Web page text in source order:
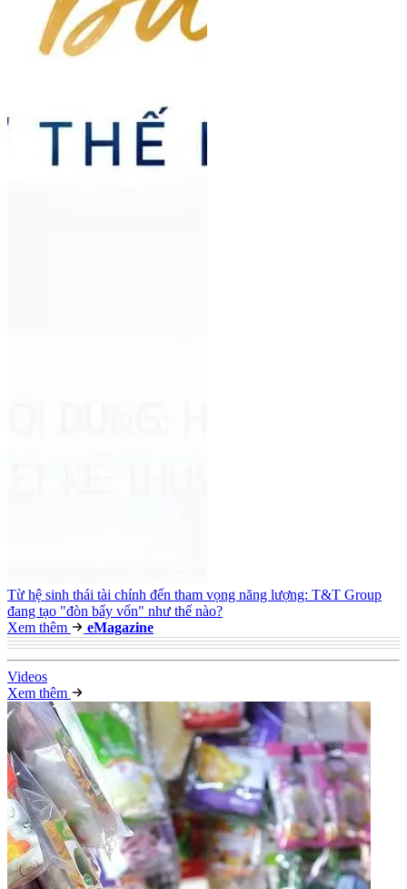
Từ hệ sinh thái tài chính đến tham vọng năng lượng: T&T Group
đang tạo "đòn bẩy vốn" như thế nào?
Xem thêm
eMagazine
Videos
Xem thêm